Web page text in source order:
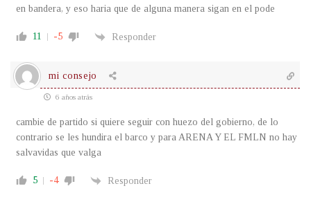
en bandera, y eso haria que de alguna manera sigan en el pode
11 -5 Responder
mi consejo
6 años atrás
cambie de partido si quiere seguir con huezo del gobierno, de lo
contrario se les hundira el barco y para ARENA Y EL FMLN no hay
salvavidas que valga
5 -4 Responder